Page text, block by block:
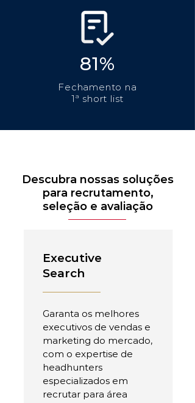
81%
Fechamento na
1ª short list
Descubra nossas soluções
para recrutamento,
seleção e avaliação
Executive
Search
Garanta os melhores
executivos de vendas e
marketing do mercado,
com o expertise de
headhunters
especializados em
recrutar para área